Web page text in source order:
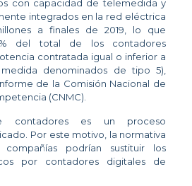
con capacidad de telemedida y
integrados en la red eléctrica
a finales de 2019, lo que
del total de los contadores
contratada igual o inferior a
denominados de tipo 5),
de la Comisión Nacional de
(CNMC).
contadores es un proceso
Por este motivo, la normativa
podrían sustituir los
por contadores digitales de